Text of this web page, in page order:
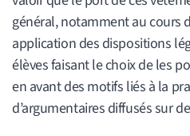
général, notamment au cours
application des dispositions
élèves faisant le choix de les
en avant des motifs liés à la
d’argumentaires diffusés sur